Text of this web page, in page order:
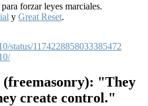
para forzar leyes marciales.
y Great Reset.
(freemasonry): "They
create control."